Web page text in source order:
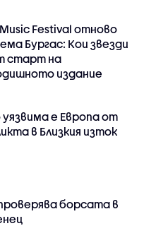
Festival отново
Бургас: Кои звезди
старт на
издание
уязвима е Европа от
в Близкия изток
борсата в